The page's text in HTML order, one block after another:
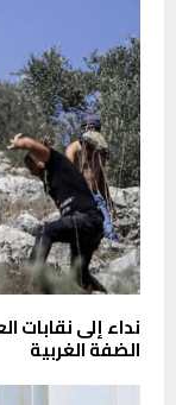
نداء إلى نقابات
الضفة الغربية